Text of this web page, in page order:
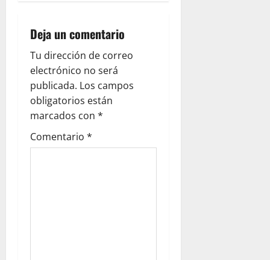
i
g
a
t
i
Deja un comentario
Tu dirección de correo
electrónico no será
publicada. Los campos
obligatorios están
marcados con *
Comentario *